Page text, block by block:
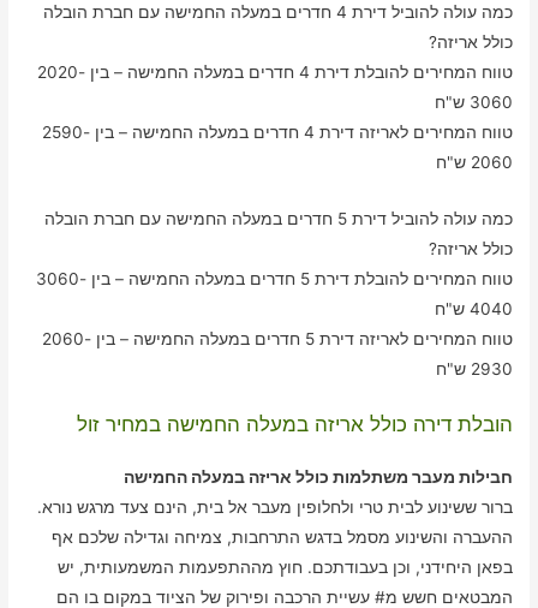
כמה עולה להוביל דירת 4 חדרים במעלה החמישה עם חברת הובלה
כולל אריזה?
טווח המחירים להובלת דירת 4 חדרים במעלה החמישה – בין 2020-
3060 ש"ח
טווח המחירים לאריזה דירת 4 חדרים במעלה החמישה – בין 2590-
2060 ש"ח
כמה עולה להוביל דירת 5 חדרים במעלה החמישה עם חברת הובלה
כולל אריזה?
טווח המחירים להובלת דירת 5 חדרים במעלה החמישה – בין 3060-
4040 ש"ח
טווח המחירים לאריזה דירת 5 חדרים במעלה החמישה – בין 2060-
2930 ש"ח
הובלת דירה כולל אריזה במעלה החמישה במחיר זול
חבילות מעבר משתלמות כולל אריזה במעלה החמישה
ברור ששינוע לבית טרי ולחלופין מעבר אל בית, הינם צעד מרגש נורא.
ההעברה והשינוע מסמל בדגש התרחבות, צמיחה וגדילה שלכם אף
בפאן היחידני, וכן בעבודתכם. חוץ מההתפעמות המשמעותית, יש
המבטאים חשש מ# עשיית הרכבה ופירוק של הציוד במקום בו הם